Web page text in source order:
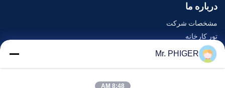
درباره ما
مشخصات شرکت
تور کارخانه
کنترل کیفیت
نقشه سایت
Mr. PHIGER
8:48 AM